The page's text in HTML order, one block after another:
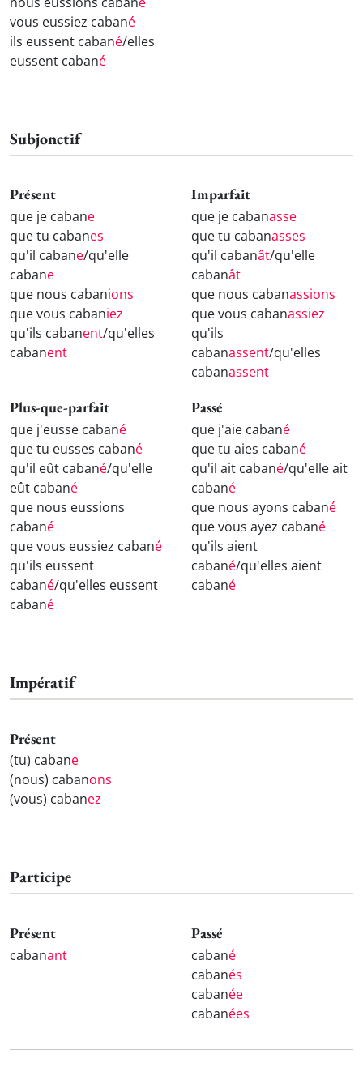
vous eussiez cabané
ils eussent cabané/elles
eussent cabané
Subjonctif
Présent
que je cabane
que tu cabanes
qu'il cabane/qu'elle
cabane
que nous cabanions
que vous cabaniez
qu'ils cabanent/qu'elles
cabanent
Imparfait
que je cabanasse
que tu cabanasses
qu'il cabanât/qu'elle
cabanât
que nous cabanassions
que vous cabanassiez
qu'ils
cabanassent/qu'elles
cabanassent
Plus-que-parfait
que j'eusse cabané
que tu eusses cabané
qu'il eût cabané/qu'elle
eût cabané
que nous eussions
cabané
que vous eussiez cabané
qu'ils eussent
cabané/qu'elles eussent
cabané
Passé
que j'aie cabané
que tu aies cabané
qu'il ait cabané/qu'elle ait
cabané
que nous ayons cabané
que vous ayez cabané
qu'ils aient
cabané/qu'elles aient
cabané
Impératif
Présent
(tu) cabane
(nous) cabanons
(vous) cabanez
Participe
Présent
cabanant
Passé
cabané
cabanés
cabanée
cabanées